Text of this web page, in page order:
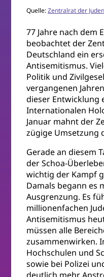
Quelle:Zentralrat der
77 Jahre nach dem
beobachtet der
Deutschland ein
Antisemitismus.
Politik und
vergangenen
dieser Entwicklung
Internationalen
Januar mahnt der
zügige Umsetzung
Gerade an diesem
der Schoa-
wichtig der Kampf
Damals begann es
Ausgrenzung. Es
millionenfachen
Antisemitismus
müssen alle
zusammenwirken.
Hochschulen und
sowie bei Polizei